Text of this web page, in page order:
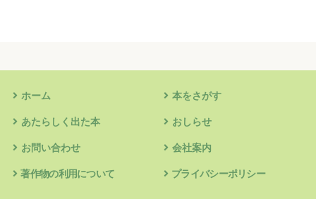
ホーム 本をさがす
あたらしく出た本 おしらせ
お問い合わせ 会社案内
著作物の利用について プライバシーポリシー